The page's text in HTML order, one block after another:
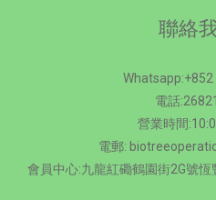
聯絡
電話
營業時間
電郵:
會員中心:九龍紅磡鶴園街2G號